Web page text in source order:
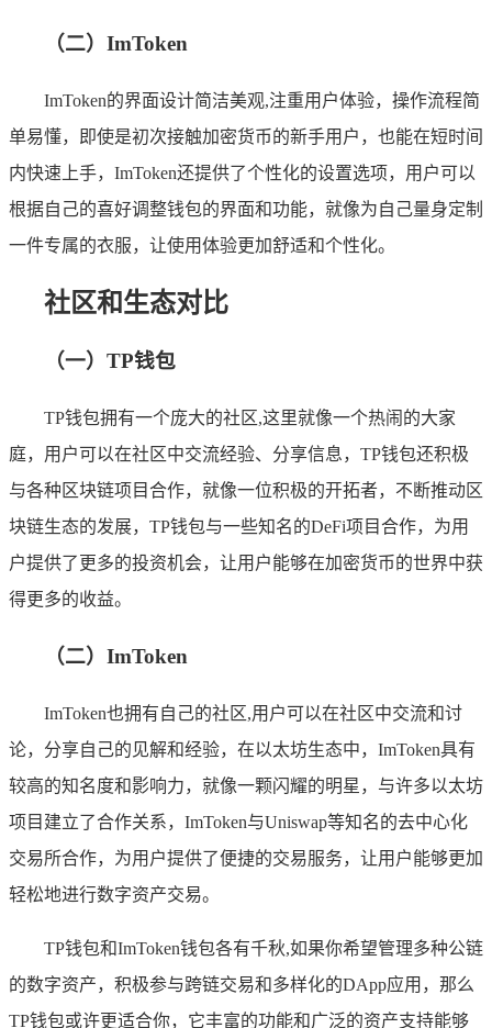
（二）ImToken
ImToken的界面设计简洁美观,注重用户体验，操作流程简
单易懂，即使是初次接触加密货币的新手用户，也能在短时间
内快速上手，ImToken还提供了个性化的设置选项，用户可以
根据自己的喜好调整钱包的界面和功能，就像为自己量身定制
一件专属的衣服，让使用体验更加舒适和个性化。
社区和生态对比
（一）TP钱包
TP钱包拥有一个庞大的社区,这里就像一个热闹的大家
庭，用户可以在社区中交流经验、分享信息，TP钱包还积极
与各种区块链项目合作，就像一位积极的开拓者，不断推动区
块链生态的发展，TP钱包与一些知名的DeFi项目合作，为用
户提供了更多的投资机会，让用户能够在加密货币的世界中获
得更多的收益。
（二）ImToken
ImToken也拥有自己的社区,用户可以在社区中交流和讨
论，分享自己的见解和经验，在以太坊生态中，ImToken具有
较高的知名度和影响力，就像一颗闪耀的明星，与许多以太坊
项目建立了合作关系，ImToken与Uniswap等知名的去中心化
交易所合作，为用户提供了便捷的交易服务，让用户能够更加
轻松地进行数字资产交易。
TP钱包和ImToken钱包各有千秋,如果你希望管理多种公链
的数字资产，积极参与跨链交易和多样化的DApp应用，那么
TP钱包或许更适合你，它丰富的功能和广泛的资产支持能够